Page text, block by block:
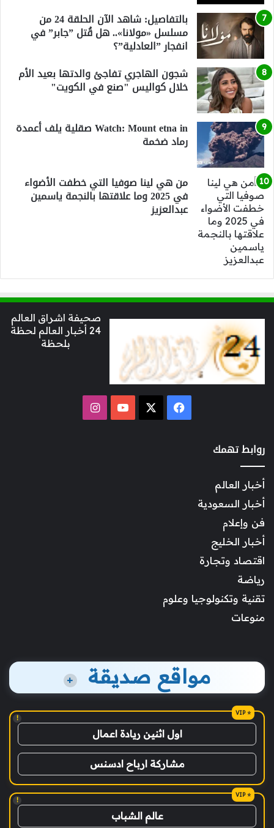
بالتفاصيل: شاهد الآن الحلقة 24 من
مسلسل «مولانا».. هل قُتل ”جابر” في
انفجار ”العادلية”؟
شجون الهاجري تفاجئ والدتها بعيد الأم
خلال كواليس "صنع في الكويت"
Watch: Mount etna in صقلية يلف أعمدة
رماد ضخمة
من هي لينا صوفيا التي خطفت الأضواء
في 2025 وما علاقتها بالنجمة ياسمين
عبدالعزيز
صحيفة اشراق العالم
24 أخبار العالم لحظة
بلحظة
فيسبوك ‫YouTubeانستقرام
روابط تهمك
أخبار العالم
أخبار السعودية
فن وإعلام
أخبار الخليج
اقتصاد وتجارة
رياضة
تقنية وتكنولوجيا وعلوم
منوعات
مواقع صديقة +
!
اول اثنين ريادة اعمال
مشاركة ارباح ادسنس
!
عالم الشباب